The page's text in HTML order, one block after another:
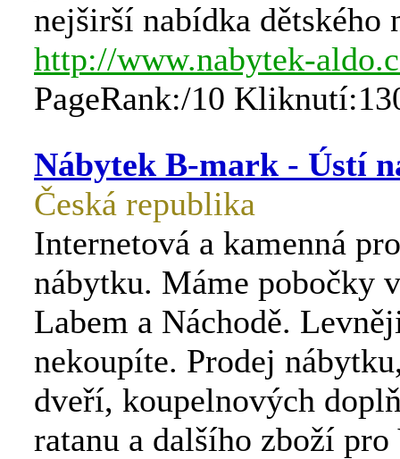
nejširší nabídka dětského
http://www.nabytek-
PageRank:/10
Nábytek B-mark - Ústí
Česká republika
Internetová a kamenná
nábytku. Máme pobočky
Labem a Náchodě.
nekoupíte. Prodej
dveří, koupelnových
ratanu a dalšího zboží pro